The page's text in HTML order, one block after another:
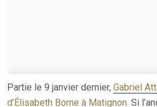
Partie le 9 janvier dernier, Gabriel
d’Élisabeth Borne à Matignon. Si